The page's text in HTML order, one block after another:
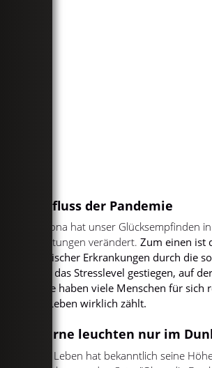
Einfluss der Pandemie
Corona hat unser Glücksempfinden
Richtungen verändert.Zum einen ist
seelischer Erkrankungen durch die
und das Stresslevel gestiegen, auf
Seite haben viele Menschen für sich
im Leben wirklich zählt.
Sterne leuchten nur im
Das Leben hat bekanntlich seine